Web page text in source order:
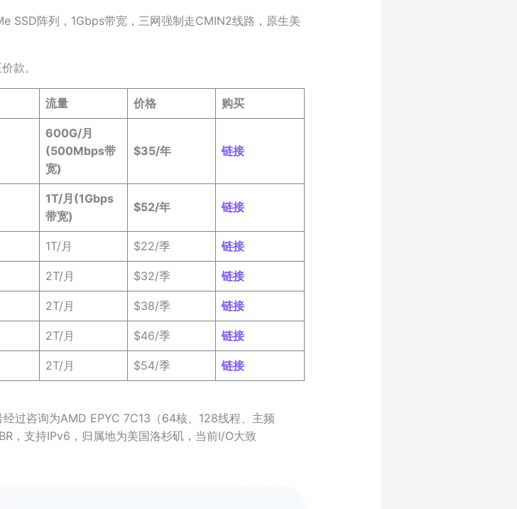
SSD阵列，1Gbps带宽，三网强制走CMIN2线路，原生美
款。
流量 价格 购买
600G/月
(500Mbps带
宽)
$35/年 链接
1T/月(1Gbps
带宽)
$52/年 链接
1T/月 $22/季 链接
2T/月 $32/季 链接
2T/月 $38/季 链接
2T/月 $46/季 链接
2T/月 $54/季 链接
过咨询为AMD EPYC 7C13（64核、128线程、主频
，支持IPv6，归属地为美国洛杉矶，当前I/O大致